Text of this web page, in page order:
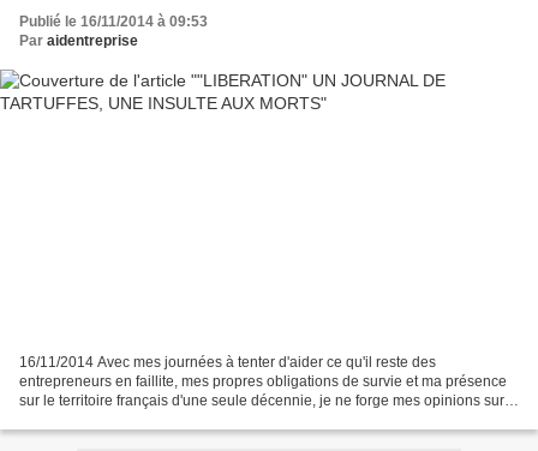
Publié le 16/11/2014 à 09:53
Par aidentreprise
16/11/2014 Avec mes journées à tenter d'aider ce qu'il reste des
entrepreneurs en faillite, mes propres obligations de survie et ma présence
sur le territoire français d'une seule décennie, je ne forge mes opinions sur